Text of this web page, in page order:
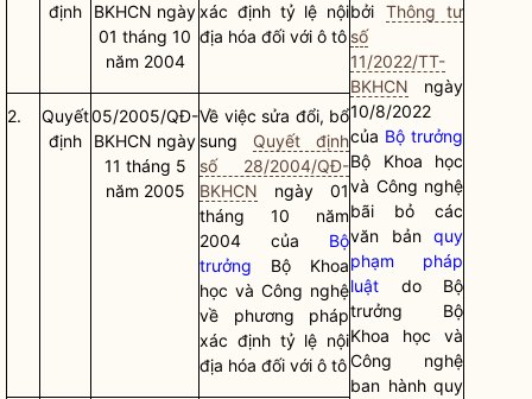
định
BKHCN ngày
01 tháng 10
năm 2004
xác định tỷ lệ nội
địa hóa đối với ô tô
bởi Thông tư
số
11/2022/TT-
BKHCN ngày
10/8/2022
của Bộ trưởng
Bộ Khoa học
và Công nghệ
bãi bỏ các
văn bản quy
phạm pháp
luật do Bộ
trưởng Bộ
Khoa học và
Công nghệ
ban hành quy
2.
Quyết
định
05/2005/QĐ-
BKHCN ngày
11 tháng 5
năm 2005
Về việc sửa đổi, bổ
sung Quyết định
số 28/2004/QĐ-
BKHCN ngày 01
tháng 10 năm
2004 của Bộ
trưởng Bộ Khoa
học và Công nghệ
về phương pháp
xác định tỷ lệ nội
địa hóa đối với ô tô